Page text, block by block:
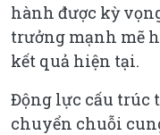
hành được kỳ
trưởng mạnh mẽ
kết quả hiện tại.
Động lực cấu trúc
chuyển chuỗi